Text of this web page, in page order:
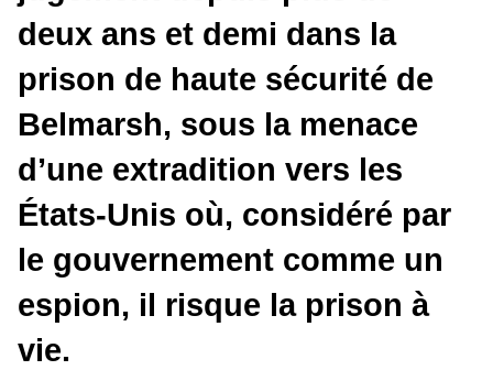
deux ans et demi dans la
prison de haute sécurité de
Belmarsh, sous la menace
d’une extradition vers les
États-Unis où, considéré par
le gouvernement comme un
espion, il risque la prison à
vie.